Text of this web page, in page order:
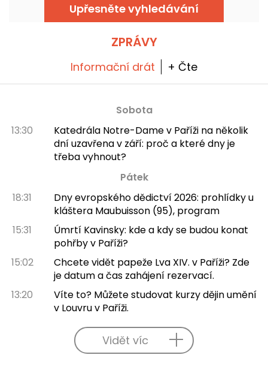
Upřesněte vyhledávání
ZPRÁVY
Informační drát + Čte
Sobota
13:30
Katedrála Notre-Dame v Paříži na několik
dní uzavřena v září: proč a které dny je
třeba vyhnout?
Pátek
18:31
Dny evropského dědictví 2026: prohlídky u
kláštera Maubuisson (95), program
15:31
Úmrtí Kavinsky: kde a kdy se budou konat
pohřby v Paříži?
15:02
Chcete vidět papeže Lva XIV. v Paříži? Zde
je datum a čas zahájení rezervací.
13:20
Víte to? Můžete studovat kurzy dějin umění
v Louvru v Paříži.
Vidět víc